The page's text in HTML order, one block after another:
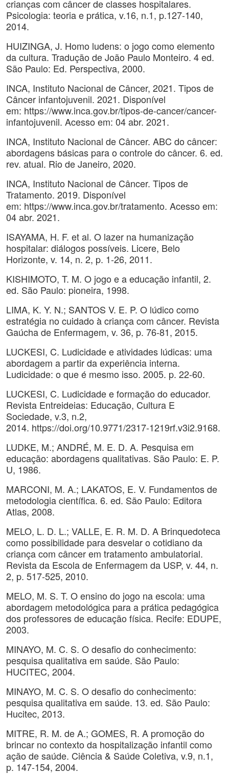
crianças com câncer de classes hospitalares.
Psicologia: teoria e prática, v.16, n.1, p.127-140,
2014.
HUIZINGA, J. Homo ludens: o jogo como elemento
da cultura. Tradução de João Paulo Monteiro. 4 ed.
São Paulo: Ed. Perspectiva, 2000.
INCA, Instituto Nacional de Câncer, 2021. Tipos de
Câncer infantojuvenil. 2021. Disponível
em: https://www.inca.gov.br/tipos-de-cancer/cancer-
infantojuvenil. Acesso em: 04 abr. 2021.
INCA, Instituto Nacional de Câncer. ABC do câncer:
abordagens básicas para o controle do câncer. 6. ed.
rev. atual. Rio de Janeiro, 2020.
INCA, Instituto Nacional de Câncer. Tipos de
Tratamento. 2019. Disponível
em: https://www.inca.gov.br/tratamento. Acesso em:
04 abr. 2021.
ISAYAMA, H. F. et al. O lazer na humanização
hospitalar: diálogos possíveis. Licere, Belo
Horizonte, v. 14, n. 2, p. 1-26, 2011.
KISHIMOTO, T. M. O jogo e a educação infantil, 2.
ed. São Paulo: pioneira, 1998.
LIMA, K. Y. N.; SANTOS V. E. P. O lúdico como
estratégia no cuidado à criança com câncer. Revista
Gaúcha de Enfermagem, v. 36, p. 76-81, 2015.
LUCKESI, C. Ludicidade e atividades lúdicas: uma
abordagem a partir da experiência interna.
Ludicidade: o que é mesmo isso. 2005. p. 22-60.
LUCKESI, C. Ludicidade e formação do educador.
Revista Entreideias: Educação, Cultura E
Sociedade, v.3, n.2,
2014. https://doi.org/10.9771/2317-1219rf.v3i2.9168.
LUDKE, M.; ANDRÉ, M. E. D. A. Pesquisa em
educação: abordagens qualitativas. São Paulo: E. P.
U, 1986.
MARCONI, M. A.; LAKATOS, E. V. Fundamentos de
metodologia científica. 6. ed. São Paulo: Editora
Atlas, 2008.
MELO, L. D. L.; VALLE, E. R. M. D. A Brinquedoteca
como possibilidade para desvelar o cotidiano da
criança com câncer em tratamento ambulatorial.
Revista da Escola de Enfermagem da USP, v. 44, n.
2, p. 517-525, 2010.
MELO, M. S. T. O ensino do jogo na escola: uma
abordagem metodológica para a prática pedagógica
dos professores de educação física. Recife: EDUPE,
2003.
MINAYO, M. C. S. O desafio do conhecimento:
pesquisa qualitativa em saúde. São Paulo:
HUCITEC, 2004.
MINAYO, M. C. S. O desafio do conhecimento:
pesquisa qualitativa em saúde. 13. ed. São Paulo:
Hucitec, 2013.
MITRE, R. M. de A.; GOMES, R. A promoção do
brincar no contexto da hospitalização infantil como
ação de saúde. Ciência & Saúde Coletiva, v.9, n.1,
p. 147-154, 2004.